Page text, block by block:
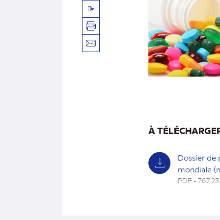
Linkedin
Imprimer
Envoyer
À
Dossier de
mondiale
PDF -